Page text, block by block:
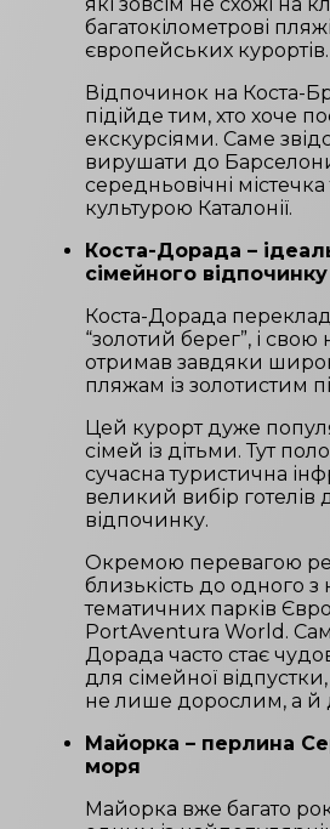
багатокілометрові
європейських курортів.
Відпочинок на Коста-
підійде тим, хто хоче
екскурсіями. Саме
вирушати до
середньовічні
культурою Каталонії.
Коста-Дорада –
сімейного відпочинку
Коста-Дорада
“золотий берег”, і свою
отримав завдяки
пляжам із золотистим
Цей курорт дуже
сімей із дітьми. Тут
сучасна туристична
великий вибір
відпочинку.
Окремою перевагою
близькість до одного
тематичних парків
PortAventura World.
Дорада часто стає
для сімейної
не лише дорослим, а й
Майорка – перлина
моря
Майорка вже багато